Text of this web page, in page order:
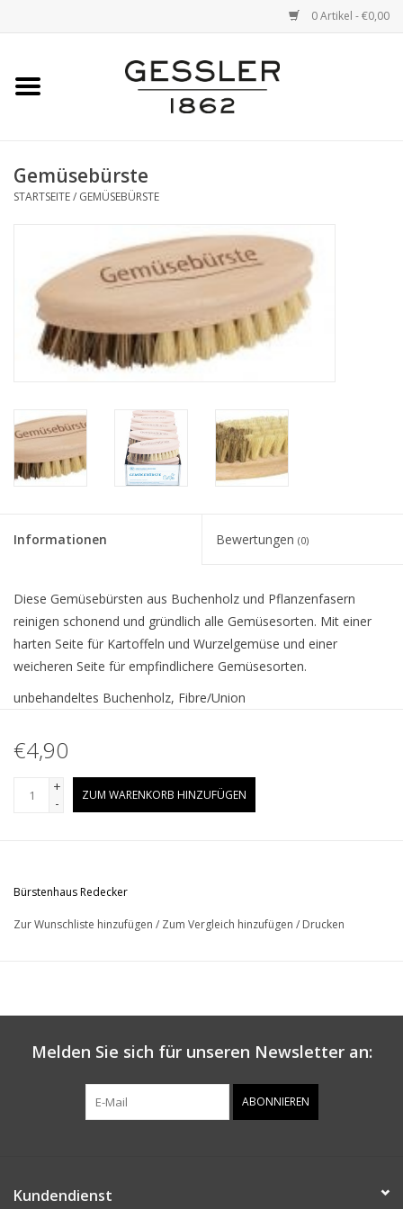
0 Artikel - €0,00
Startseite
Gemüsebürste
STARTSEITE/ GEMÜSEBÜRSTE
Informationen Bewertungen (0)
Diese Gemüsebürsten aus Buchenholz und Pflanzenfasern
reinigen schonend und gründlich alle Gemüsesorten. Mit einer
harten Seite für Kartoffeln und Wurzelgemüse und einer
weicheren Seite für empfindlichere Gemüsesorten.
unbehandeltes Buchenholz, Fibre/Union
€4,90
+
-
ZUM WARENKORB HINZUFÜGEN
Bürstenhaus Redecker
Zur Wunschliste hinzufügen / Zum Vergleich hinzufügen / Drucken
Melden Sie sich für unseren Newsletter an:
ABONNIEREN
Kundendienst